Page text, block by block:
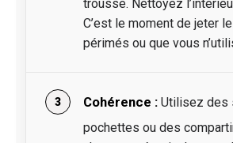
trousse. Nettoyez
C’est le moment de jeter
périmés ou que vous
Cohérence : Utilisez des
pochettes ou des